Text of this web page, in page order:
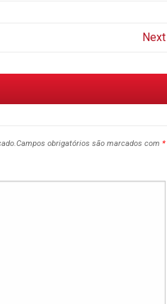
Next
Campos obrigatórios são marcados com *